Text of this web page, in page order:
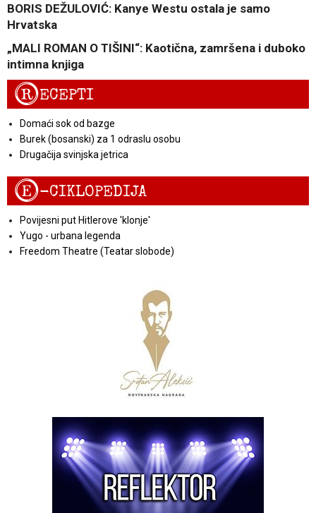
BORIS DEŽULOVIĆ: Kanye Westu ostala je samo
Hrvatska
„MALI ROMAN O TIŠINI“: Kaotična, zamršena i duboko
intimna knjiga
RECEPTI
Domaći sok od bazge
Burek (bosanski) za 1 odraslu osobu
Drugačija svinjska jetrica
E-CIKLOPEDIJA
Povijesni put Hitlerove 'klonje'
Yugo - urbana legenda
Freedom Theatre (Teatar slobode)